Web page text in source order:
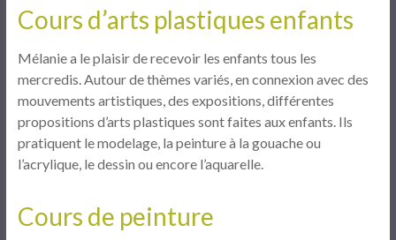
Cours d’arts plastiques enfants
Mélanie a le plaisir de recevoir les enfants tous les
mercredis. Autour de thèmes variés, en connexion avec des
mouvements artistiques, des expositions, différentes
propositions d’arts plastiques sont faites aux enfants. Ils
pratiquent le modelage, la peinture à la gouache ou
l’acrylique, le dessin ou encore l’aquarelle.
Cours de peinture